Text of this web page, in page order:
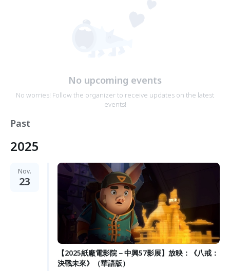
No upcoming events
No worries! Follow the organizer to receive updates on the latest
events!
Past
2025
Nov.
23
【2025紙廠電影院－中興57影展】放映：《八戒：
決戰未來》（華語版）